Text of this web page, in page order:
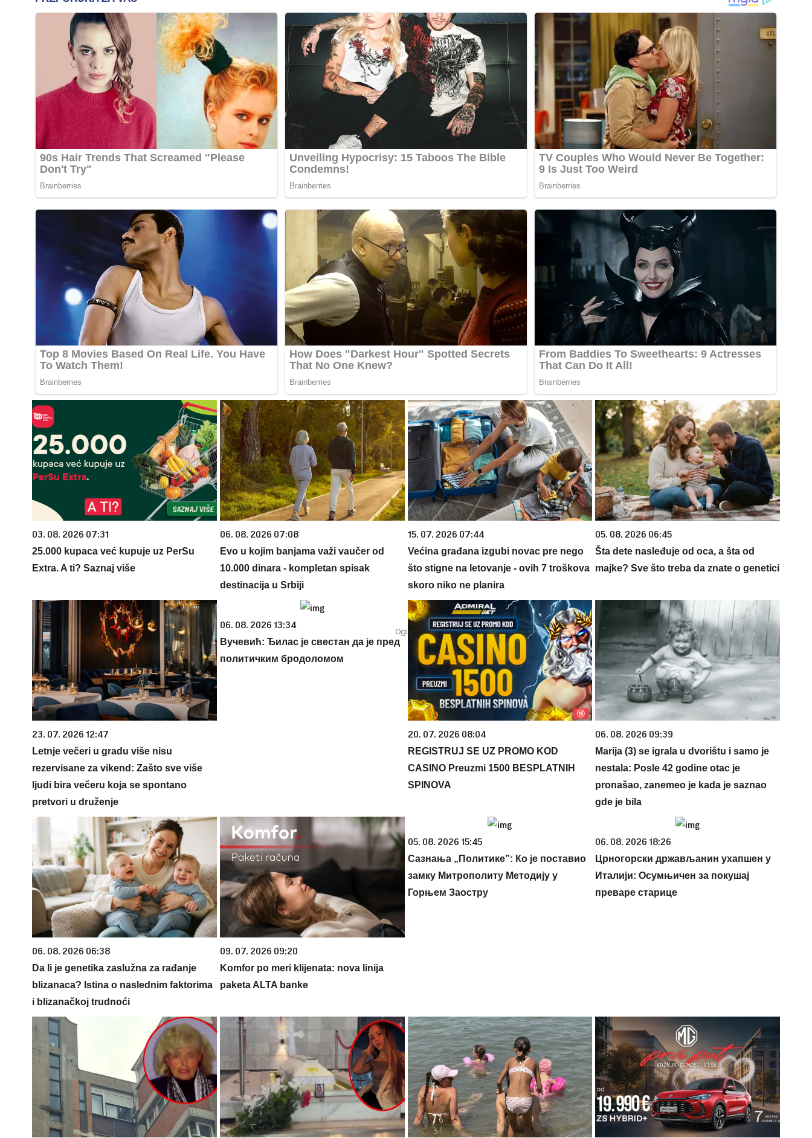
03. 08. 2026 07:31
25.000 kupaca već kupuje uz PerSu
Extra. A ti? Saznaj više
06. 08. 2026 07:08
Evo u kojim banjama važi vaučer od
10.000 dinara - kompletan spisak
destinacija u Srbiji
15. 07. 2026 07:44
Većina građana izgubi novac pre nego
što stigne na letovanje - ovih 7 troškova
skoro niko ne planira
05. 08. 2026 06:45
Šta dete nasleđuje od oca, a šta od
majke? Sve što treba da znate o genetici
23. 07. 2026 12:47
Letnje večeri u gradu više nisu
rezervisane za vikend: Zašto sve više
ljudi bira večeru koja se spontano
pretvori u druženje
06. 08. 2026 13:34
Вучевић: Ђилас је свестан да је пред
политичким бродоломом
20. 07. 2026 08:04
REGISTRUJ SE UZ PROMO KOD
CASINO Preuzmi 1500 BESPLATNIH
SPINOVA
06. 08. 2026 09:39
Marija (3) se igrala u dvorištu i samo je
nestala: Posle 42 godine otac je
pronašao, zanemeo je kada je saznao
gde je bila
06. 08. 2026 06:38
Da li je genetika zaslužna za rađanje
blizanaca? Istina o naslednim faktorima
i blizanačkoj trudnoći
09. 07. 2026 09:20
Komfor po meri klijenata: nova linija
paketa ALTA banke
05. 08. 2026 15:45
Сазнања „Политике”: Ко је поставио
замку Митрополиту Методију у
Горњем Заостру
06. 08. 2026 18:26
Црногорски држављанин ухапшен у
Италији: Осумњичен за покушај
преваре старице